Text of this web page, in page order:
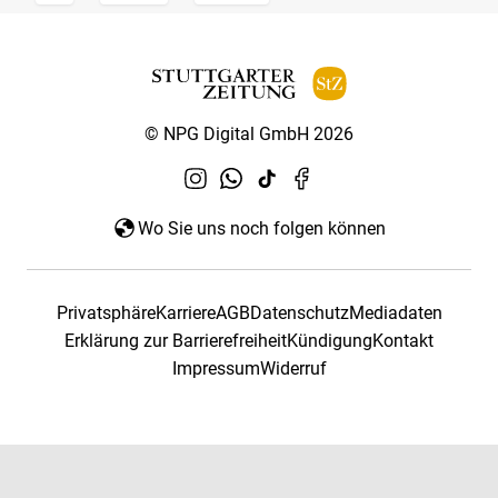
© NPG Digital GmbH 2026
Wo Sie uns noch folgen können
PrivatsphäreKarriereAGBDatenschutzMediadaten
Erklärung zur BarrierefreiheitKündigungKontakt
ImpressumWiderruf